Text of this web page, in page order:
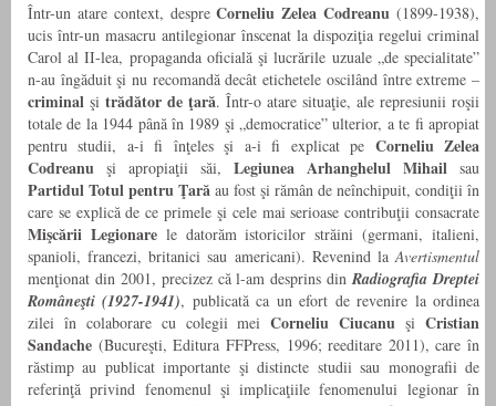
Într-un atare context, despreCorneliu Zelea Codreanu(1899-1938),
ucis într-un masacru antilegionar înscenat la dispoziţia regelui criminal
Carol al II-lea, propaganda oficială şi lucrările uzuale „de specialitate”
n-au îngăduit şi nu recomandă decât etichetele oscilând între extreme –
criminal şi trădător de ţară. Într-o atare situaţie, ale represiunii roşii
totale de la 1944 până în 1989 şi „democratice” ulterior, a te fi apropiat
pentru studii, a-i fi înţeles şi a-i fi explicat pe Corneliu Zelea
Codreanu şi apropiaţii săi, Legiunea Arhanghelul Mihail sau
Partidul Totul pentru Ţară au fost şi rămân de neînchipuit, condiţii în
care se explică de ce primele şi cele mai serioase contribuţii consacrate
Mişcării Legionare le datorăm istoricilor străini (germani, italieni,
spanioli, francezi, britanici sau americani). Revenind laAvertismentul
menţionat din 2001, precizez că l-am desprins dinRadiografia Dreptei
Româneşti (1927-1941), publicată ca un efort de revenire la ordinea
zilei în colaborare cu colegii meiCorneliu CiucanuşiCristian
Sandache (Bucureşti, Editura FFPress, 1996; reeditare 2011), care în
răstimp au publicat importante şi distincte studii sau monografii de
referinţă privind fenomenul şi implicaţiile fenomenului legionar în